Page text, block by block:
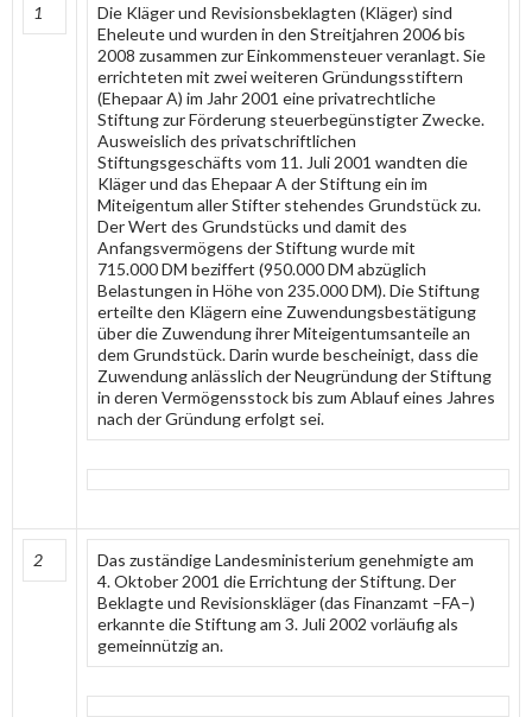
1
Die Kläger und Revisionsbeklagten (Kläger) sind
Eheleute und wurden in den Streitjahren 2006 bis
2008 zusammen zur Einkommensteuer veranlagt. Sie
errichteten mit zwei weiteren Gründungsstiftern
(Ehepaar A) im Jahr 2001 eine privatrechtliche
Stiftung zur Förderung steuerbegünstigter Zwecke.
Ausweislich des privatschriftlichen
Stiftungsgeschäfts vom 11. Juli 2001 wandten die
Kläger und das Ehepaar A der Stiftung ein im
Miteigentum aller Stifter stehendes Grundstück zu.
Der Wert des Grundstücks und damit des
Anfangsvermögens der Stiftung wurde mit
715.000 DM beziffert (950.000 DM abzüglich
Belastungen in Höhe von 235.000 DM). Die Stiftung
erteilte den Klägern eine Zuwendungsbestätigung
über die Zuwendung ihrer Miteigentumsanteile an
dem Grundstück. Darin wurde bescheinigt, dass die
Zuwendung anlässlich der Neugründung der Stiftung
in deren Vermögensstock bis zum Ablauf eines Jahres
nach der Gründung erfolgt sei.
2
Das zuständige Landesministerium genehmigte am
4. Oktober 2001 die Errichtung der Stiftung. Der
Beklagte und Revisionskläger (das Finanzamt –FA–)
erkannte die Stiftung am 3. Juli 2002 vorläufig als
gemeinnützig an.